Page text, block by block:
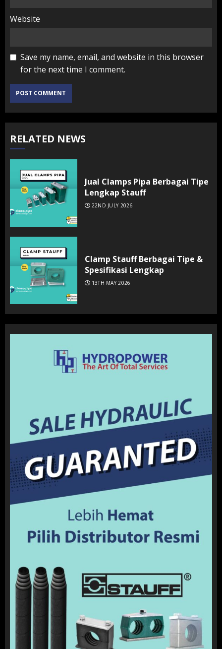
Website
Save my name, email, and website in this browser
for the next time I comment.
RELATED NEWS
Jual Clamps Pipa Berbagai Tipe
Lengkap Stauff
22ND JULY 2026
Clamp Stauff Berbagai Tipe &
Spesifikasi Lengkap
13TH MAY 2026